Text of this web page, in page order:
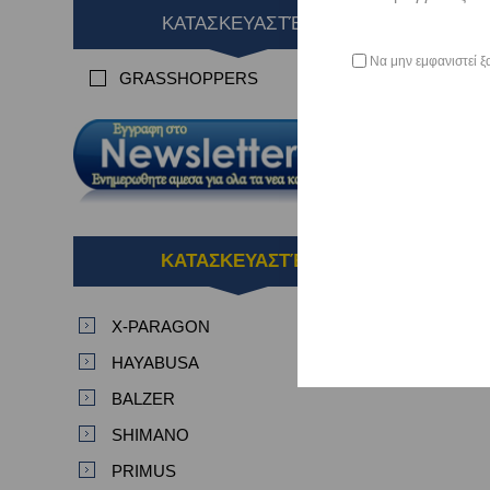
ΚΑΤΑΣΚΕΥΑΣΤΈΣ
GRASSHOPPERS
ΚΑΤΑΣΚΕΥΑΣΤΈΣ
X-PARAGON
HAYABUSA
BALZER
SHIMANO
PRIMUS
Να μην εμφανιστεί